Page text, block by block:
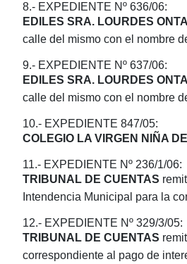
8.- EXPEDIENTE Nº 636/06:
EDILES SRA. LOURDES
calle del mismo con el nombre
9.- EXPEDIENTE Nº 637/06:
EDILES SRA. LOURDES
calle del mismo con el nombre
10.- EXPEDIENTE 847/05:
COLEGIO LA VIRGEN NIÑA
11.- EXPEDIENTE Nº 236/1/06:
TRIBUNAL DE CUENTAS
Intendencia Municipal para la
12.- EXPEDIENTE Nº 329/3/05:
TRIBUNAL DE CUENTAS
correspondiente al pago de